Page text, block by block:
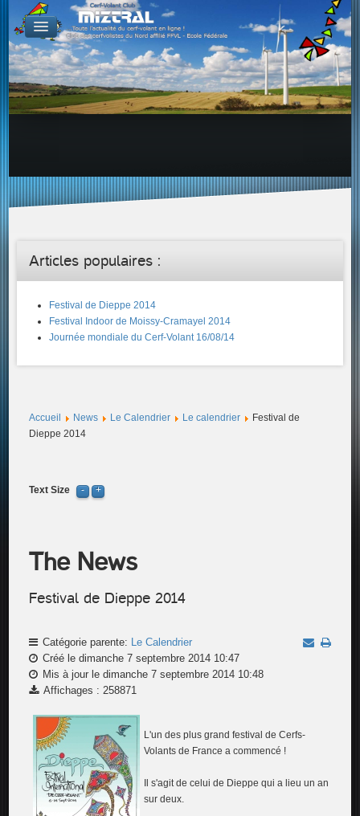
De par le monde
GALERIES
Galerie Photo
Galerie KAP
Galerie Vidéo
Proposer un lien sur votre site Web
Proposer un nouveau lien !
Articles populaires :
Festival de Dieppe 2014
Festival Indoor de Moissy-Cramayel 2014
Journée mondiale du Cerf-Volant 16/08/14
Accueil News Le Calendrier Le calendrier
Festival de
Dieppe 2014
Text Size
The News
Festival de Dieppe 2014
Catégorie parente: Le Calendrier
Créé le dimanche 7 septembre 2014 10:47
Mis à jour le dimanche 7 septembre 2014 10:48
Affichages : 258871
L'un des plus grand festival de Cerfs-
Volants de France a commencé !
Il s'agit de celui de Dieppe qui a lieu un an
sur deux.